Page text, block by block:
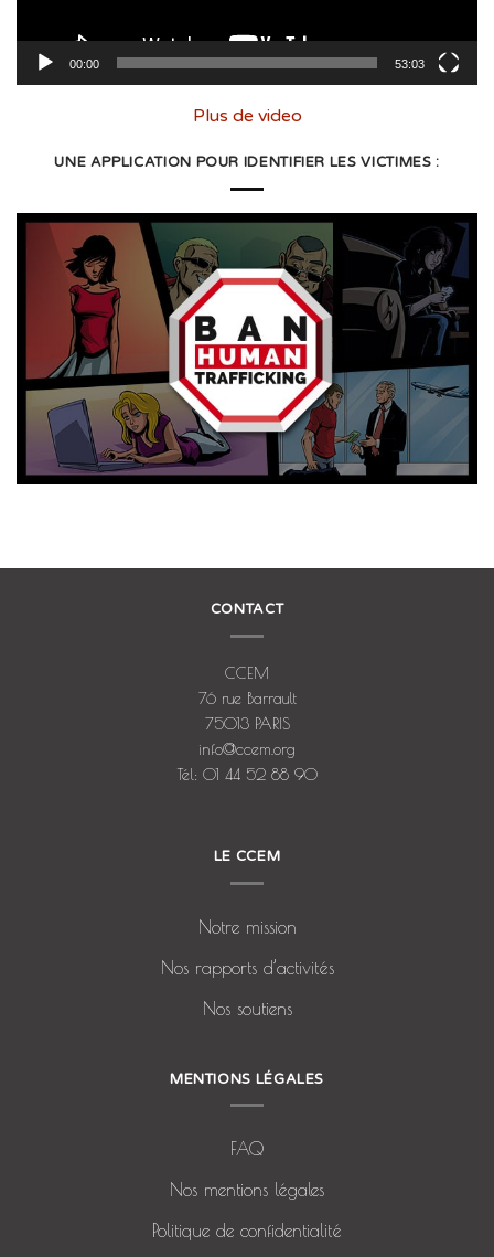
00:00 53:03
Plus de video
UNE APPLICATION POUR IDENTIFIER LES VICTIMES :
CONTACT
CCEM
76 rue Barrault
75013 PARIS
info@ccem.org
Tél: 01 44 52 88 90
LE CCEM
Notre mission
Nos rapports d’activités
Nos soutiens
MENTIONS LÉGALES
FAQ
Nos mentions légales
Politique de confidentialité